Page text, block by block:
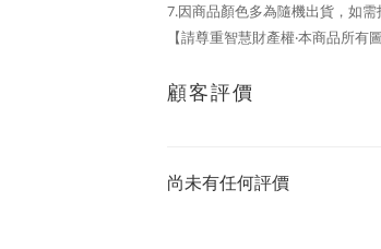
7.因商品顏色多為隨機出貨，如
【請尊重智慧財產權‧本商品所
顧客評價
尚未有任何評價